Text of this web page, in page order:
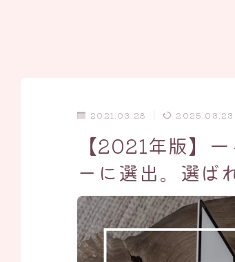
2021.03.28 2025.03.23
【2021年版】
ーに選出。選ば